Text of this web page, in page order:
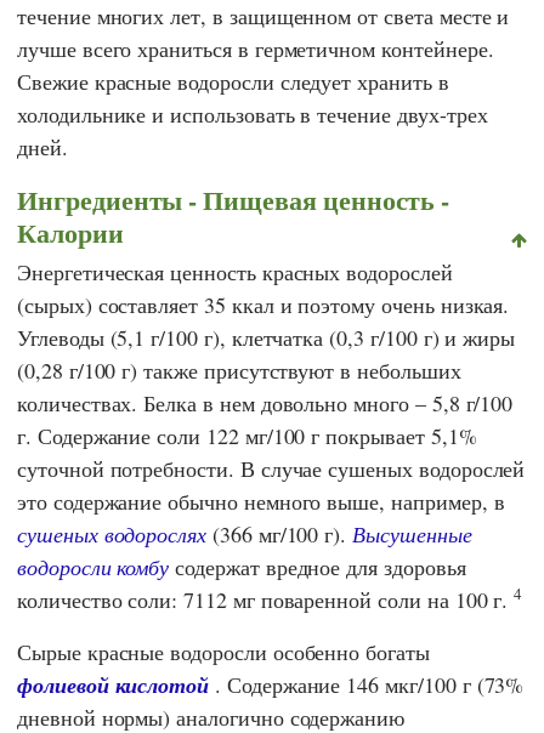
течение многих лет, в защищенном от света месте и
лучше всего храниться в герметичном контейнере.
Свежие красные водоросли следует хранить в
холодильнике и использовать в течение двух-трех
дней.
Ингредиенты - Пищевая ценность -
Калории
Энергетическая ценность красных водорослей
(сырых) составляет 35 ккал и поэтому очень низкая.
Углеводы (5,1 г/100 г), клетчатка (0,3 г/100 г) и жиры
(0,28 г/100 г) также присутствуют в небольших
количествах. Белка в нем довольно много – 5,8 г/100
г. Содержание соли 122 мг/100 г покрывает 5,1%
суточной потребности. В случае сушеных водорослей
это содержание обычно немного выше, например, в
сушеных водорослях (366 мг/100 г). Высушенные
водоросли комбу содержат вредное для здоровья
количество соли: 7112 мг поваренной соли на 100 г.4
Сырые красные водоросли особенно богаты
фолиевой кислотой . Содержание 146 мкг/100 г (73%
дневной нормы) аналогично содержанию